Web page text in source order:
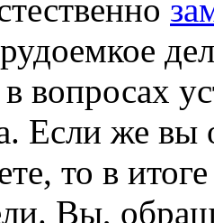
в вопросах
Если же вы
то в
Вы,